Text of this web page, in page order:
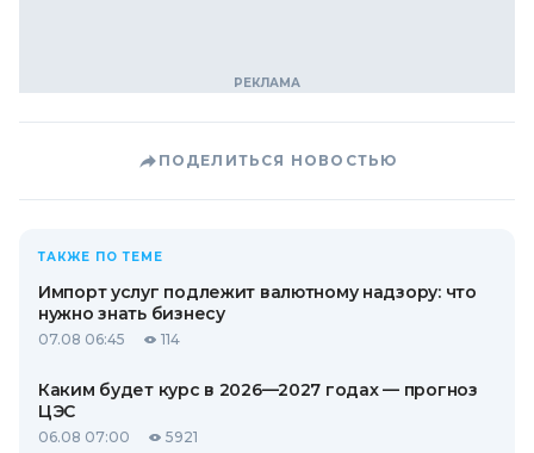
ПОДЕЛИТЬСЯ НОВОСТЬЮ
ТАКЖЕ ПО ТЕМЕ
Импорт услуг подлежит валютному надзору: что
нужно знать бизнесу
07.08 06:45 114
Каким будет курс в 2026—2027 годах — прогноз
ЦЭС
06.08 07:00 5921